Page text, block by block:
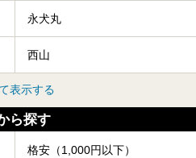
永犬丸
西山
表示する
ら探す
格安（1,000円以下）